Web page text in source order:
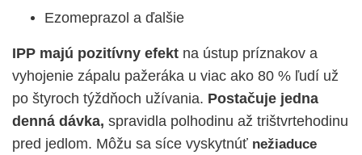
Ezomeprazol a ďalšie
IPP majú pozitívny efekt na ústup príznakov a
vyhojenie zápalu pažeráka u viac ako 80 % ľudí už
po štyroch týždňoch užívania. Postačuje jedna
denná dávka, spravidla polhodinu až trištvrtehodinu
pred jedlom. Môžu sa síce vyskytnúť nežiaduce